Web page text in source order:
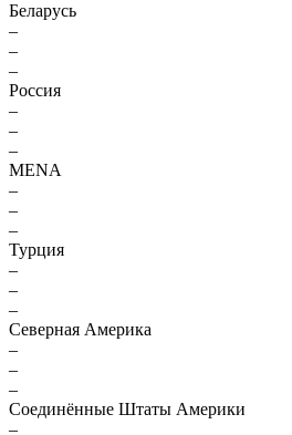
Беларусь
–
–
–
Россия
–
–
–
MENA
–
–
–
Турция
–
–
–
Северная Америка
–
–
–
Соединённые Штаты Америки
–